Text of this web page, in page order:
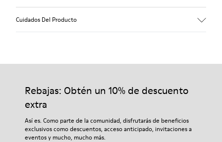
Cuidados Del Producto
Rebajas: Obtén un 10% de descuento
extra
Así es. Como parte de la comunidad, disfrutarás de beneficios
exclusivos como descuentos, acceso anticipado, invitaciones a
eventos y mucho, mucho más.